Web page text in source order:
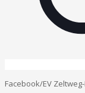
Facebook/EV